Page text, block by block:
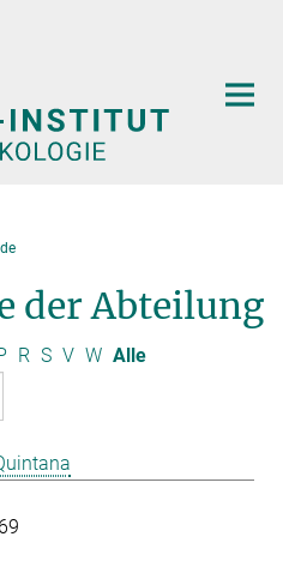
der Abteilung
R S V W Alle